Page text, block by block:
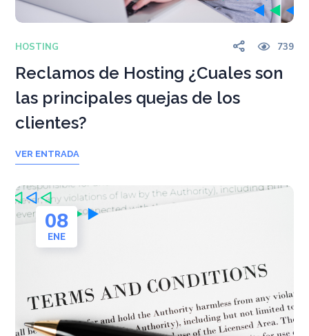
HOSTING 739
Reclamos de Hosting ¿Cuales son
las principales quejas de los
clientes?
VER ENTRADA
08
ENE